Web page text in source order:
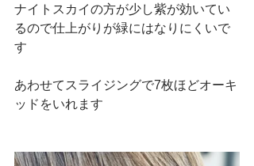
ナイトスカイの方が少し紫が効いてい
るので仕上がりが緑にはなりにくいで
す
あわせてスライジングで7枚ほどオーキ
ッドをいれます